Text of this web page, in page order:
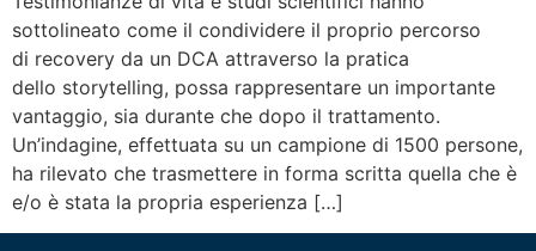
sottolineato come il condividere il proprio percorso
di recovery da un DCA attraverso la pratica
dello storytelling, possa rappresentare un importante
vantaggio, sia durante che dopo il trattamento.
Un’indagine, effettuata su un campione di 1500 persone,
ha rilevato che trasmettere in forma scritta quella che è
e/o è stata la propria esperienza […]